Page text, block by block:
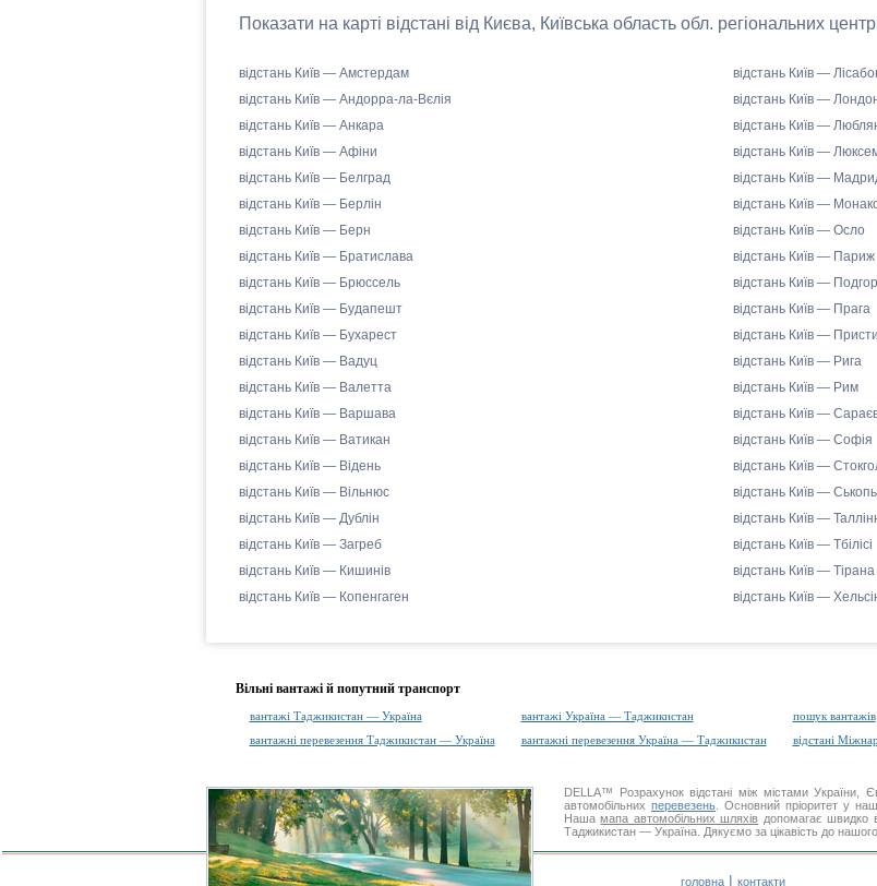
Показати на карті відстані від Києва, Київська область обл. регіональних
відстань Київ — Амстердам
відстань Київ — Андорра-ла-Вєлія
відстань Київ — Анкара
відстань Київ — Афіни
відстань Київ — Белград
відстань Київ — Берлін
відстань Київ — Берн
відстань Київ — Братислава
відстань Київ — Брюссель
відстань Київ — Будапешт
відстань Київ — Бухарест
відстань Київ — Вадуц
відстань Київ — Валетта
відстань Київ — Варшава
відстань Київ — Ватикан
відстань Київ — Відень
відстань Київ — Вільнюс
відстань Київ — Дублін
відстань Київ — Загреб
відстань Київ — Кишинів
відстань Київ — Копенгаген
відстань Київ —
відстань Київ —
відстань Київ —
відстань Київ —
відстань Київ —
відстань Київ —
відстань Київ — Осло
відстань Київ — Париж
відстань Київ —
відстань Київ — Прага
відстань Київ —
відстань Київ — Рига
відстань Київ — Рим
відстань Київ —
відстань Київ — Софія
відстань Київ —
відстань Київ —
відстань Київ —
відстань Київ — Тбілісі
відстань Київ — Тірана
відстань Київ —
Вільні вантажі й попутний транспорт
вантажі Таджикистан — Україна вантажі Україна — Таджикистан
пошук вантажів
вантажні перевезення Таджикистан — Україна
вантажні перевезення Україна — Таджикистан відстані
DELLA™ Розрахунок відстані між містами України,
автомобільнихперевезень . Основний пріоритет у
Нашамапа автомобільних шляхів допомагає швидко
Таджикистан — Україна. Дякуємо за цікавість до
головна | контакти